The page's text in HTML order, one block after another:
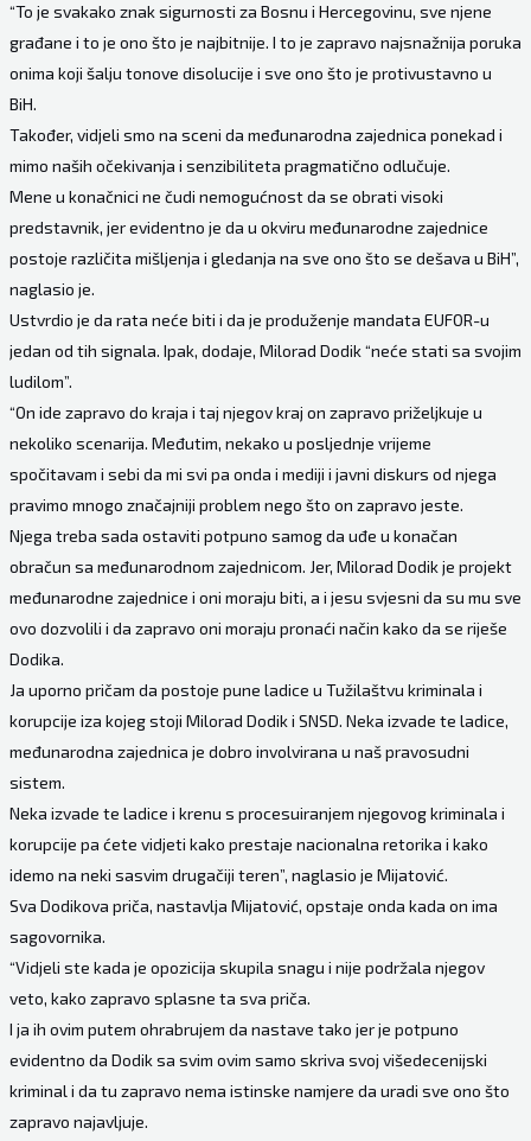
“To je svakako znak sigurnosti za Bosnu i Hercegovinu, sve njene
građane i to je ono što je najbitnije. I to je zapravo najsnažnija poruka
onima koji šalju tonove disolucije i sve ono što je protivustavno u
BiH.
Također, vidjeli smo na sceni da međunarodna zajednica ponekad i
mimo naših očekivanja i senzibiliteta pragmatično odlučuje.
Mene u konačnici ne čudi nemogućnost da se obrati visoki
predstavnik, jer evidentno je da u okviru međunarodne zajednice
postoje različita mišljenja i gledanja na sve ono što se dešava u BiH”,
naglasio je.
Ustvrdio je da rata neće biti i da je produženje mandata EUFOR-u
jedan od tih signala. Ipak, dodaje, Milorad Dodik “neće stati sa svojim
ludilom”.
“On ide zapravo do kraja i taj njegov kraj on zapravo priželjkuje u
nekoliko scenarija. Međutim, nekako u posljednje vrijeme
spočitavam i sebi da mi svi pa onda i mediji i javni diskurs od njega
pravimo mnogo značajniji problem nego što on zapravo jeste.
Njega treba sada ostaviti potpuno samog da uđe u konačan
obračun sa međunarodnom zajednicom. Jer, Milorad Dodik je projekt
međunarodne zajednice i oni moraju biti, a i jesu svjesni da su mu sve
ovo dozvolili i da zapravo oni moraju pronaći način kako da se riješe
Dodika.
Ja uporno pričam da postoje pune ladice u Tužilaštvu kriminala i
korupcije iza kojeg stoji Milorad Dodik i SNSD. Neka izvade te ladice,
međunarodna zajednica je dobro involvirana u naš pravosudni
sistem.
Neka izvade te ladice i krenu s procesuiranjem njegovog kriminala i
korupcije pa ćete vidjeti kako prestaje nacionalna retorika i kako
idemo na neki sasvim drugačiji teren”, naglasio je Mijatović.
Sva Dodikova priča, nastavlja Mijatović, opstaje onda kada on ima
sagovornika.
“Vidjeli ste kada je opozicija skupila snagu i nije podržala njegov
veto, kako zapravo splasne ta sva priča.
I ja ih ovim putem ohrabrujem da nastave tako jer je potpuno
evidentno da Dodik sa svim ovim samo skriva svoj višedecenijski
kriminal i da tu zapravo nema istinske namjere da uradi sve ono što
zapravo najavljuje.